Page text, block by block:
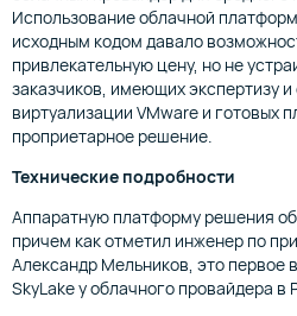
Использование облачной
исходным кодом давало
привлекательную цену, но не
заказчиков, имеющих экспертизу
виртуализации VMware и готовых
проприетарное решение.
Технические подробности
Аппаратную платформу решения
причем как отметил инженер по
Александр Мельников, это первое
SkyLake у облачного провайдера в